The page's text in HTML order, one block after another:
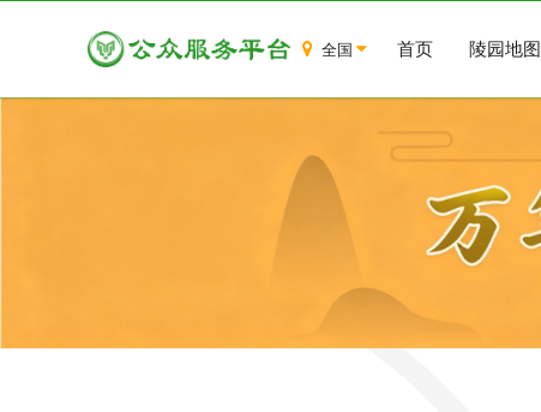
全国 首页 陵园地图